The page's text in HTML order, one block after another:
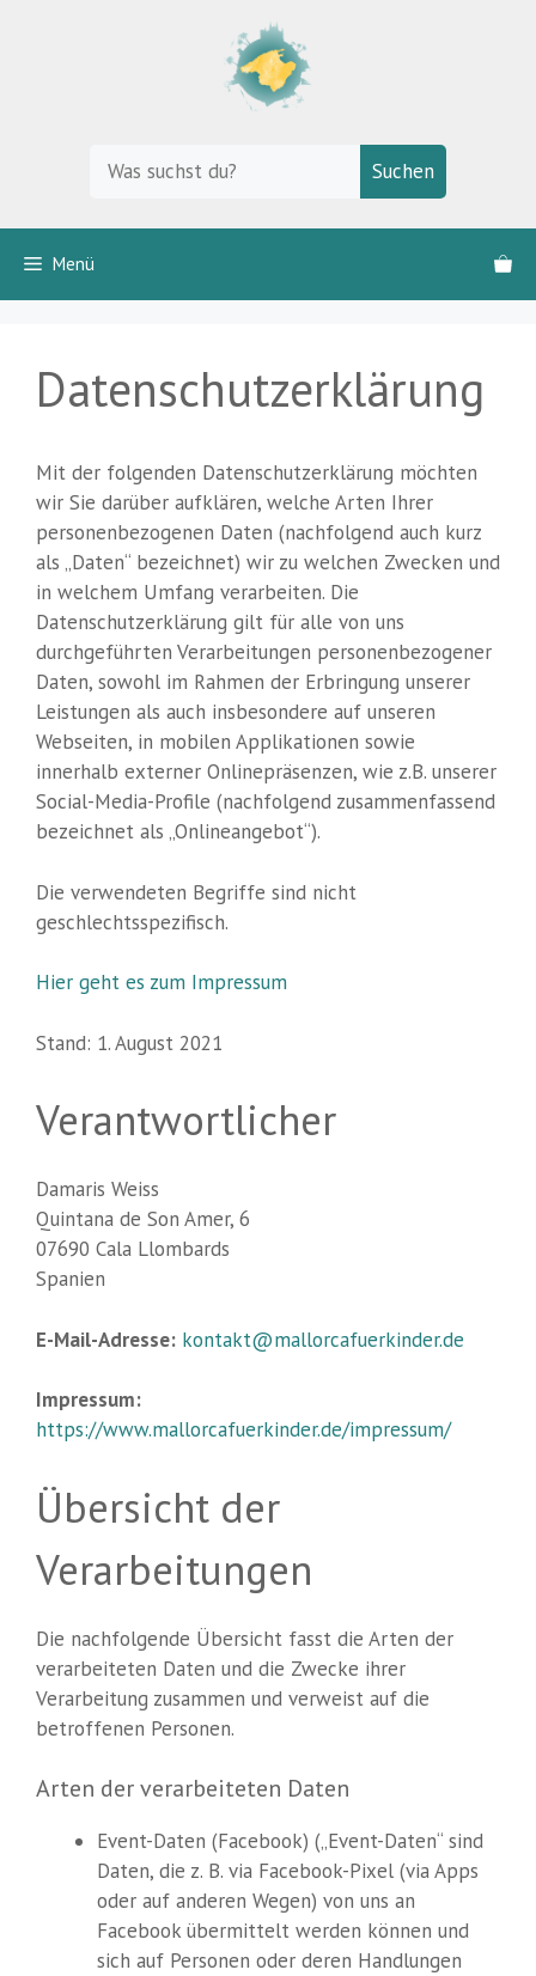
Suchen
Menü
Datenschutzerklärung
Mit der folgenden Datenschutzerklärung möchten
wir Sie darüber aufklären, welche Arten Ihrer
personenbezogenen Daten (nachfolgend auch kurz
als „Daten“ bezeichnet) wir zu welchen Zwecken und
in welchem Umfang verarbeiten. Die
Datenschutzerklärung gilt für alle von uns
durchgeführten Verarbeitungen personenbezogener
Daten, sowohl im Rahmen der Erbringung unserer
Leistungen als auch insbesondere auf unseren
Webseiten, in mobilen Applikationen sowie
innerhalb externer Onlinepräsenzen, wie z.B. unserer
Social-Media-Profile (nachfolgend zusammenfassend
bezeichnet als „Onlineangebot“).
Die verwendeten Begriffe sind nicht
geschlechtsspezifisch.
Hier geht es zum Impressum
Stand: 1. August 2021
Verantwortlicher
Damaris Weiss
Quintana de Son Amer, 6
07690 Cala Llombards
Spanien
E-Mail-Adresse: kontakt@mallorcafuerkinder.de
Impressum:
https://www.mallorcafuerkinder.de/impressum/
Übersicht der
Verarbeitungen
Die nachfolgende Übersicht fasst die Arten der
verarbeiteten Daten und die Zwecke ihrer
Verarbeitung zusammen und verweist auf die
betroffenen Personen.
Arten der verarbeiteten Daten
Event-Daten (Facebook) („Event-Daten“ sind
Daten, die z. B. via Facebook-Pixel (via Apps
oder auf anderen Wegen) von uns an
Facebook übermittelt werden können und
sich auf Personen oder deren Handlungen